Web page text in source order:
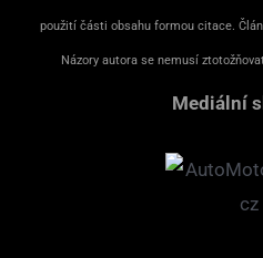
použití části obsahu formou citace.
Názory autora se nemusí
Mediální